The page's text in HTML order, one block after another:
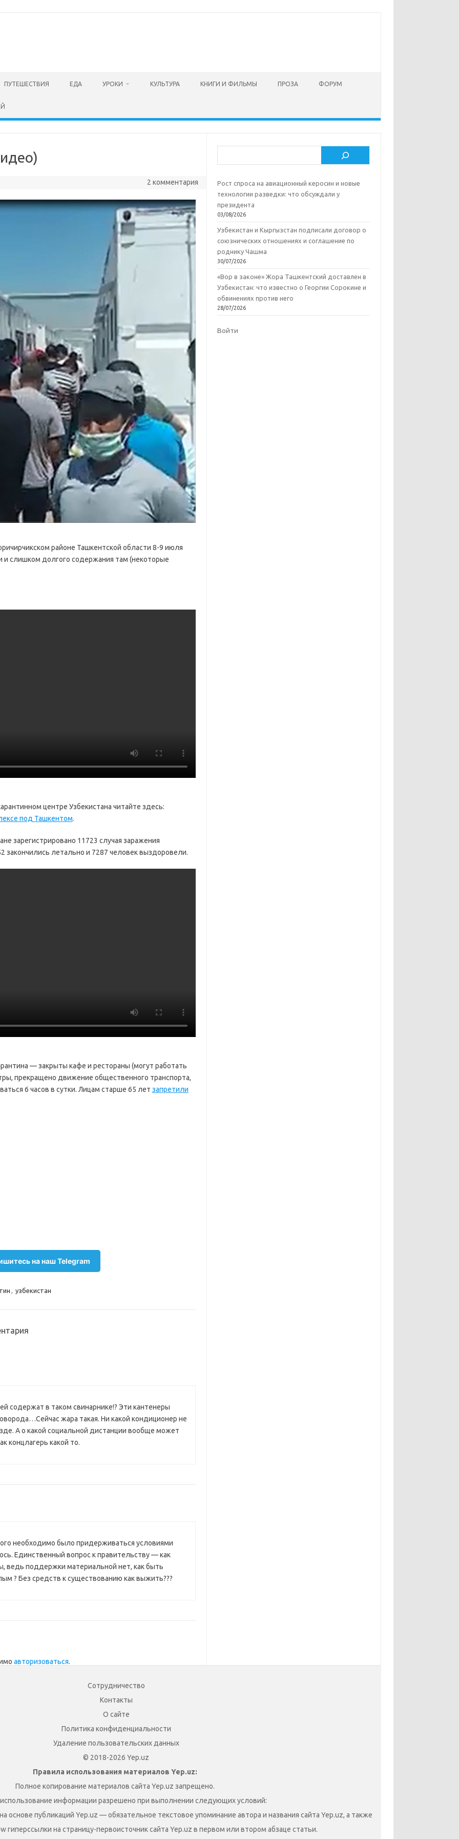
ПУТЕШЕСТВИЯ ЕДА УРОКИ КУЛЬТУРА КНИГИ И ФИЛЬМЫ ПРОЗА ФОРУМ
2 комментария
районе Ташкентской области 8-9 июля
и слишком долгого содержания там (некоторые
центре Узбекистана читайте здесь:
под Ташкентом.
зарегистрировано 11723 случая заражения
закончились летально и 7287 человек выздоровели.
— закрыты кафе и рестораны (могут работать
прекращено движение общественного транспорта,
6 часов в сутки. Лицам старше 65 лет запретили
на наш Telegram
, узбекистан
содержат в таком свинарнике!? Эти кантенеры
жара такая. Ни какой кондиционер не
А о какой социальной дистанции вообще может
концлагерь какой то.
необходимо было придерживаться условиями
Единственный вопрос к правительству — как
ведь поддержки материальной нет, как быть
? Без средств к существованию как выжить???
авторизоваться.
Рост спроса на авиационный керосин и новые
технологии разведки: что обсуждали у
президента
03/08/2026
Узбекистан и Кыргызстан подписали договор о
союзнических отношениях и соглашение по
роднику Чашма
30/07/2026
«Вор в законе» Жора Ташкентский доставлен в
Узбекистан: что известно о Георгии Сорокине и
обвинениях против него
28/07/2026
Войти
Сотрудничество
Контакты
О сайте
Политика конфиденциальности
Удаление пользовательских данных
© 2018-2026 Yep.uz
Правила использования материалов Yep.uz:
Полное копирование материалов сайта Yep.uz запрещено.
информации разрешено при выполнении следующих условий:
основе публикаций Yep.uz — обязательное текстовое упоминание автора и названия сайта Yep.uz, а также
гиперссылки на страницу-первоисточник сайта Yep.uz в первом или втором абзаце статьи.